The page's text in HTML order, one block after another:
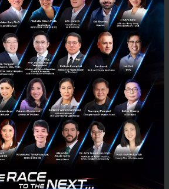
ากการลงทุนในการซื้อดังกล่าว งบกํา
ะไม่แสดงข้อมูลเกินจริงเกี่ยวกับผลกํ
ล่าว เนื่องจากการลงทุนดังกล่าวจะ
หลือสินทรัพย์ดิจิทัล” ซึ่งบันทึกมูลค่า
าสุทธิที่จะได้รับคืน แล้วแต่มูลค่าใด
ายดังกล่าว งบกําไรขาดทุนของกลุ่มฯ
ทรัพย์ดิจิทัลเมื่อที่มีการขายเงินลงทุน
และแสดงผลขาดทุนจากการลงทุน
ขั้นต่ำกว่าเงินลงทุน หรือ มีการขาย